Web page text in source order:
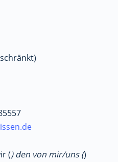
() den von mir/uns ()